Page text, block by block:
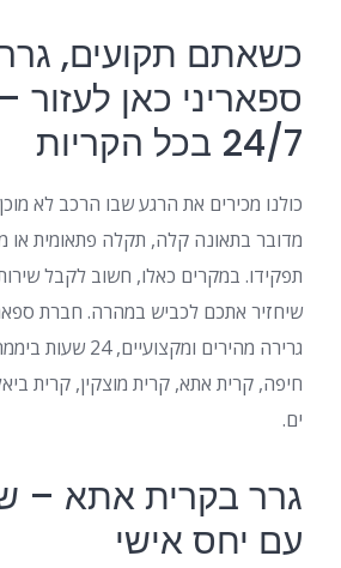
כשאתם תקועים,
ספאריני כאן לעזור
24/7 בכל הקריות
כולנו מכירים את הרגע שבו הרכב לא
מדובר בתאונה קלה, תקלה פתאומית או
תפקידו. במקרים כאלו, חשוב לקבל שירות
שיחזיר אתכם לכביש במהרה. חברת
גרירה מהירים
חיפה, קרית אתא, קרית מוצקין, קרית
ים.
גרר בקרית אתא –
עם יחס אישי